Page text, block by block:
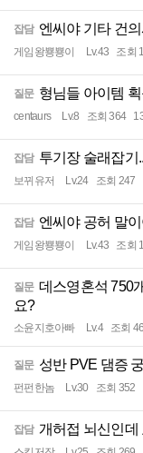
잡담 엔씨야 기타 건
게임왕뿅뿅이 Lv.43 조회
질문 형님들 아이템
centaurs Lv.8 조회 364
잡담 투기장 술래잡기
보뀌유저 Lv.24 조회 247
잡담 엔씨야 공허 말
게임왕뿅뿅이 Lv.43 조회
질문 데스영혼석 750
요?
소윤지호아빠 Lv.4 조회
질문 성반 PVE 댐증
펀펀한놈 Lv.30 조회 352
잡담 개허접 뇌신인데